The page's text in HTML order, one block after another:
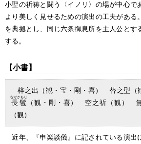
小聖の祈祷と闘う〈イノリ〉の場が中心で
より美しく見せるための演出の工夫がある
を典拠とし、同じ六条御息所を主人公とす
する。
【小書】
梓之出（観・宝・剛・喜） 替之型
長髢
ながかもじ
（観・剛・喜） 空之祈（観）
（観）
近年、『申楽談儀』に記されている演出